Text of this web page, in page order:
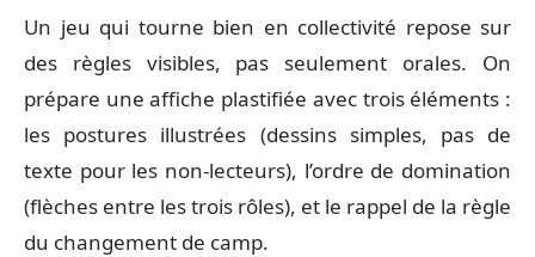
Un jeu qui tourne bien en collectivité repose sur
des règles visibles, pas seulement orales. On
prépare une affiche plastifiée avec trois éléments :
les postures illustrées (dessins simples, pas de
texte pour les non-lecteurs), l’ordre de domination
(flèches entre les trois rôles), et le rappel de la règle
du changement de camp.